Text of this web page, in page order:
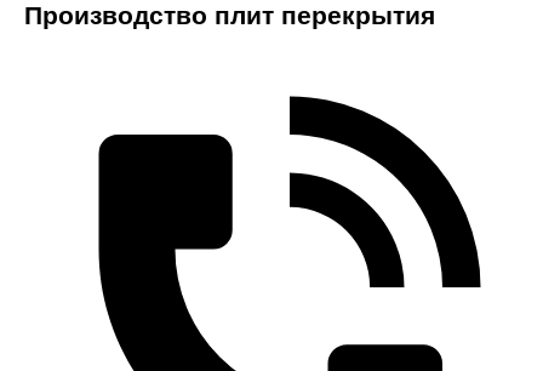
Производство плит перекрытия